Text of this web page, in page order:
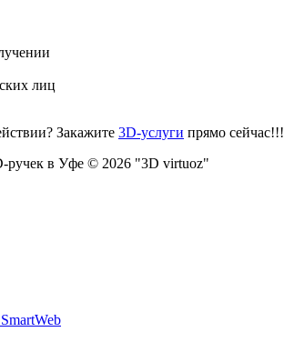
лиц
Закажите 3D-услуги прямо сейчас!!!
ручек в Уфе © 2026 "3D virtuoz"